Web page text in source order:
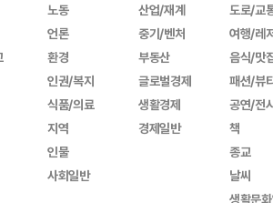
노동
언론
환경
인권/복지
식품/의료
지역
인물
사회일반
산업/재계
중기/벤처
부동산
글로벌경제
생활경제
경제일반
도로/교
여행/레
음식/맛
패션/뷰
공연/전
책
종교
날씨
생활문